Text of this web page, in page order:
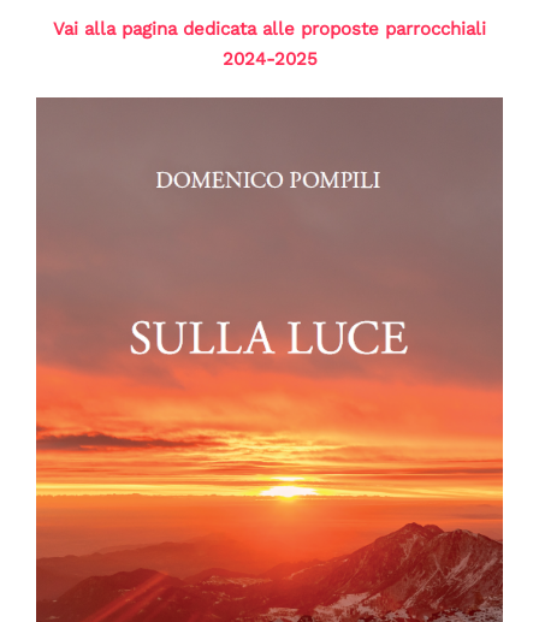
Vai alla pagina dedicata alle proposte parrocchiali
2024-2025